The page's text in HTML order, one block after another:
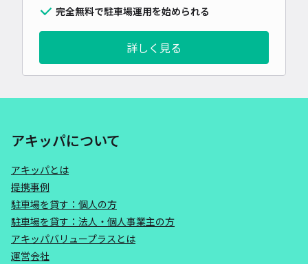
完全無料で駐車場運用を始められる
詳しく見る
アキッパについて
アキッパとは
提携事例
駐車場を貸す：個人の方
駐車場を貸す：法人・個人事業主の方
アキッパバリュープラスとは
運営会社